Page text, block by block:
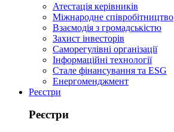
Атестація керівників
Міжнародне співробітництво
Взаємодія з громадськістю
Захист інвесторів
Саморегулівні організації
Інформаційні технології
Стале фінансування та ESG
Енергоменджмент
Реєстри
Реєстри